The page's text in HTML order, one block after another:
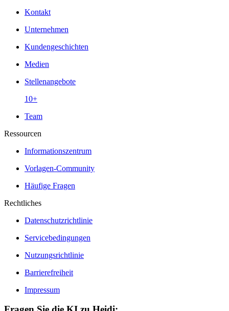
Kontakt
Unternehmen
Kundengeschichten
Medien
Stellenangebote
10+
Team
Ressourcen
Informationszentrum
Vorlagen-Community
Häufige Fragen
Rechtliches
Datenschutzrichtlinie
Servicebedingungen
Nutzungsrichtlinie
Barrierefreiheit
Impressum